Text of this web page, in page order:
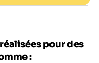
pour des
: